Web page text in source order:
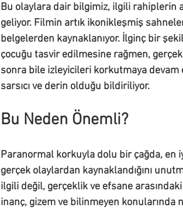
Bu olaylara dair bilgimiz, ilgili rahiplerin
geliyor. Filmin artık ikonikleşmiş
belgelerden kaynaklanıyor. İlginç bir
çocuğu tasvir edilmesine rağmen,
sonra bile izleyicileri korkutmaya devam
sarsıcı ve derin olduğu bildiriliyor.
Bu Neden Önemli?
Paranormal korkuyla dolu bir çağda, en
gerçek olaylardan kaynaklandığını
ilgili değil, gerçeklik ve efsane
inanç, gizem ve bilinmeyen konularında